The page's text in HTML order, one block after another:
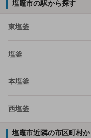
塩竈市の駅から探す
東塩釜
塩釜
本塩釜
西塩釜
塩竈市近隣の市区町村